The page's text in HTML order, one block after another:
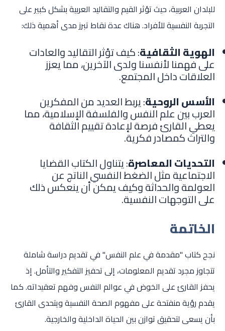
للبلدان العربية، حيث تؤثر القيم والتقاليد العربية بشكل كبير على
التجربة النفسية للأفراد. هناك عدة نقاط تبرز مدى أهمية ذلك:
الهوية الثقافية: كيف تؤثر التقاليد والعادات
على فهمنا لأنفسنا ولدى الآخرين، مما يعزز
العلاقات داخل المجتمع.
الأسس الروحية: يربط العديد من المفكرين
العرب بين علم النفس والفلسفة الإسلامية، مما
يعطي القارئ فرصة لإعادة تقييم الثقافة
والتراث كمصادر فكرية.
التحديات المعاصرة: يتناول الكتاب القضايا
الاجتماعية مثل الضغط النفسي الناتج عن
العولمة والحداثة وكيف يمكن أن ينعكس ذلك
على التوجهات النفسية.
الخاتمة
نجح كتاب "مقدمة في علم النفس" في تقديم دراسة شاملة
تتجاوز مجرد تقديم المعلومات، إلى تحفيز التفكير والتأمل. إذ
يحفز القارئ على الخوض في عوالم النفس وفهم تعقيداته. كما
يقدم رؤية منفتحة على مفهوم الصحة النفسية ويتحدى القارئ
بأن يسعى لتحقيق توازن بين الحياة الداخلية والخارجية.